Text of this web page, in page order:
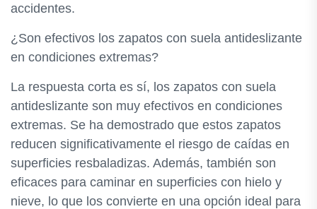
accidentes.
¿Son efectivos los zapatos con suela antideslizante
en condiciones extremas?
La respuesta corta es sí, los zapatos con suela
antideslizante son muy efectivos en condiciones
extremas. Se ha demostrado que estos zapatos
reducen significativamente el riesgo de caídas en
superficies resbaladizas. Además, también son
eficaces para caminar en superficies con hielo y
nieve, lo que los convierte en una opción ideal para